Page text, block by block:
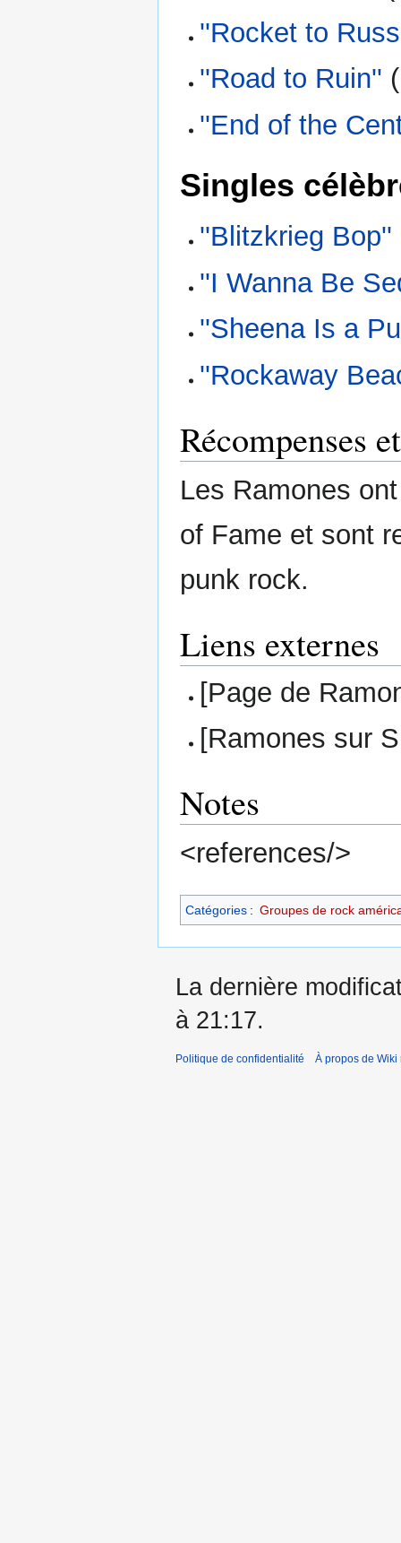
''Rocket to
''Road to Ruin''
''End of the
Singles
''Blitzkrieg Bop''
''I Wanna Be
''Sheena Is a
''Rockaway
Récompenses
Les Ramones
of Fame et sont
punk rock.
Liens externes
[Page de
[Ramones sur
Notes
<references/>
Catégories : Groupes de rock
La dernière
à 21:17.
Politique de confidentialité À propos de